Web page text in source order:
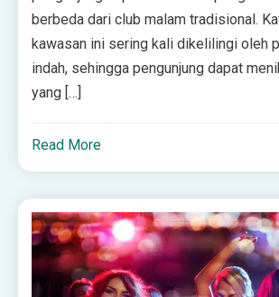
berbeda dari club malam tradisional.
kawasan ini sering kali dikelilingi oleh
indah, sehingga pengunjung dapat
yang […]
Read More